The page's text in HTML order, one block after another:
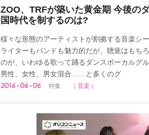
ZOO、TRFが築いた黄金期 今後の
国時代を制するのは?
様々な形態のアーティストが割拠する音楽シ
ライターもバンドも魅力的だが、聴覚はもち
のが、いわゆる歌って踊るダンスボーカルグ
男性、女性、男女混合……と多くのグ
2016-06-06 特集 ｜音楽｜